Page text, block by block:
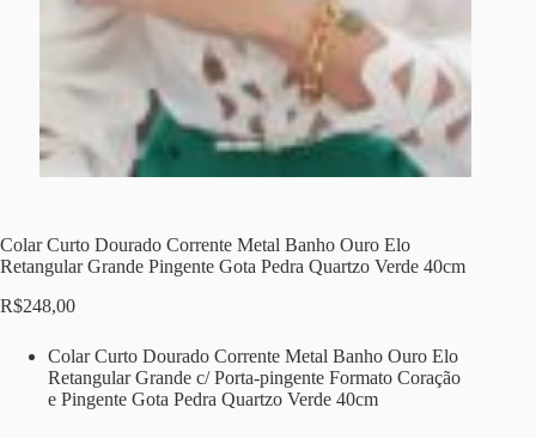
Colar Curto Dourado Corrente Metal Banho Ouro Elo
Retangular Grande Pingente Gota Pedra Quartzo Verde 40cm
R$248,00
Colar Curto Dourado Corrente Metal Banho Ouro Elo
Retangular Grande c/ Porta-pingente Formato Coração
e Pingente Gota Pedra Quartzo Verde 40cm